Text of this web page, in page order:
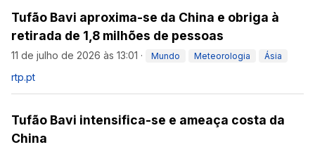
Tufão Bavi aproxima-se da China e obriga à
retirada de 1,8 milhões de pessoas
11 de julho de 2026 às 13:01 · Mundo Meteorologia Ásia
rtp.pt
Tufão Bavi intensifica-se e ameaça costa da
China